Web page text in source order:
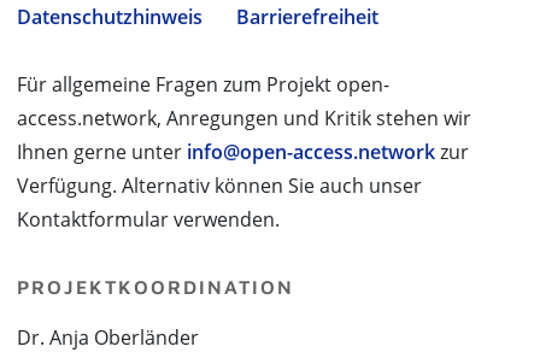
Datenschutzhinweis
Barrierefreiheit
Für allgemeine Fragen zum Projekt open-
access.network, Anregungen und Kritik stehen wir
Ihnen gerne unter info@open-access.networkzur
Verfügung. Alternativ können Sie auch unser
Kontaktformular verwenden.
PROJEKTKOORDINATION
Dr. Anja Oberländer